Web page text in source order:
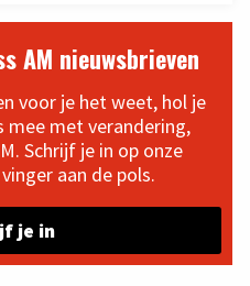
AM nieuwsbrieven
voor je het weet, hol je
mee met verandering,
Schrijf je in op onze
aan de pols.
je in